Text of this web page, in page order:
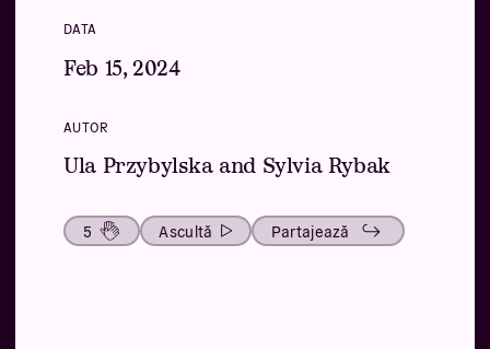
DATA
Feb 15, 2024
AUTOR
Ula Przybylska and Sylvia Rybak
5 Ascultă Partajează